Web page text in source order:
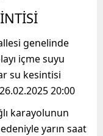
genelinde
içme suyu
su kesintisi
20:00
karayolunun
yarın saat